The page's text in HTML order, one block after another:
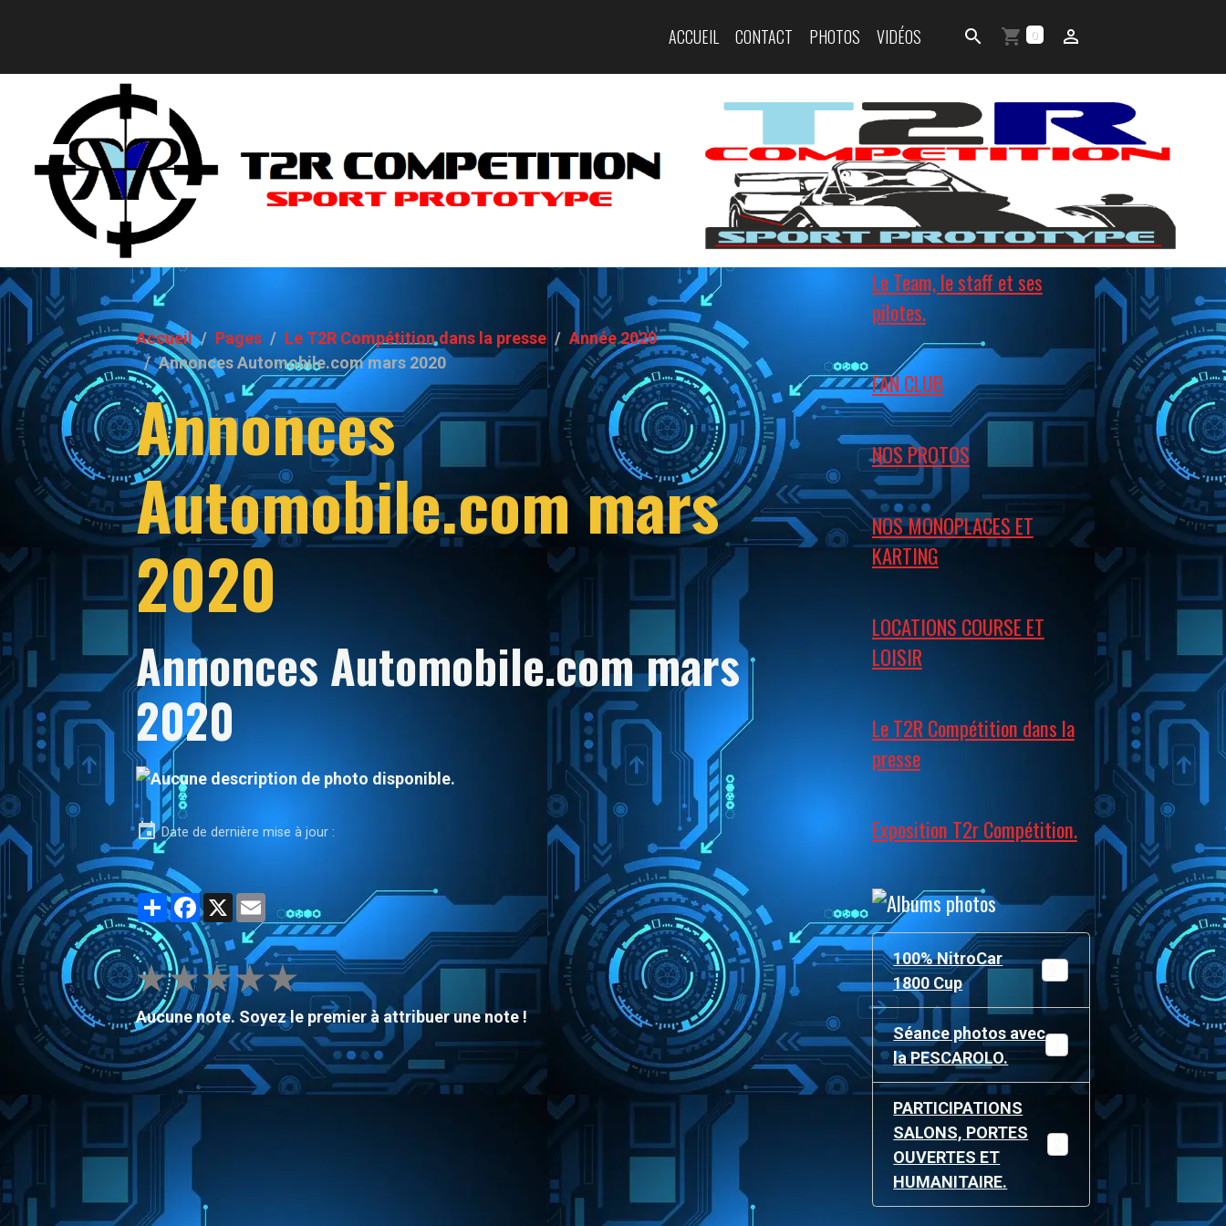
ACCUEIL CONTACT PHOTOS VIDÉOS 0
Accueil Pages Le T2R Compétition dans la presse
Année 2020
Annonces Automobile.com mars 2020
Annonces
Automobile.com mars
2020
Annonces Automobile.com mars
2020
Date de dernière mise à jour :
PartagerFacebook
X
★★★★★
Aucune note. Soyez le premier à attribuer une note !
Le Team, le staff et ses
pilotes.
FAN CLUB
NOS PROTOS
NOS MONOPLACES ET
KARTING
LOCATIONS COURSE ET
LOISIR
Le T2R Compétition dans la
presse
Exposition T2r Compétition.
100% NitroCar
1800 Cup
Séance photos avec
la PESCAROLO.
19
PARTICIPATIONS
SALONS, PORTES
OUVERTES ET
HUMANITAIRE.